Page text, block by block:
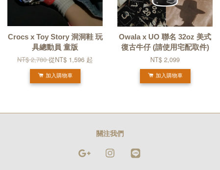
Crocs x Toy Story 洞洞鞋 玩
具總動員 童版
NT$ 2,780從NT$ 1,596 起
加入購物車
Owala x UO 聯名 32oz 美式
復古牛仔 (請使用宅配取件)
NT$ 2,099
加入購物車
關注我們
Google Instagram